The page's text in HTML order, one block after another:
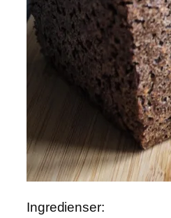
Ingredienser: